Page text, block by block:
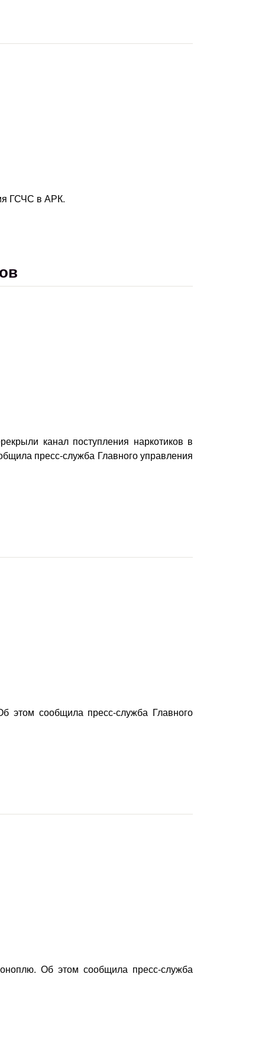
ГСЧС в АРК.
канал поступления наркотиков в
пресс-служба Главного управления
этом сообщила пресс-служба Главного
Об этом сообщила пресс-служба